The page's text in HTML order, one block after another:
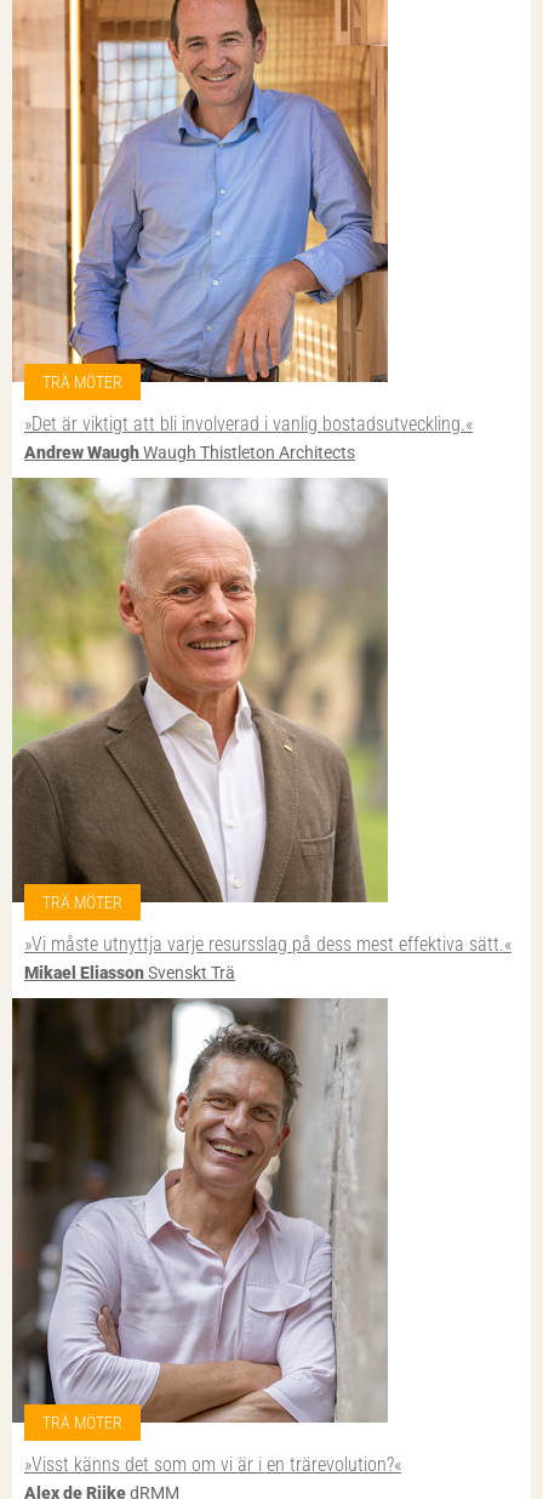
TRÄ MÖTER
»Det är viktigt att bli involverad i vanlig bostadsutveckling.«
Andrew WaughWaugh Thistleton Architects
TRÄ MÖTER
»Vi måste utnyttja varje resursslag på dess mest effektiva sätt.«
Mikael EliassonSvenskt Trä
TRÄ MÖTER
»Visst känns det som om vi är i en trärevolution?«
Alex de RijkedRMM